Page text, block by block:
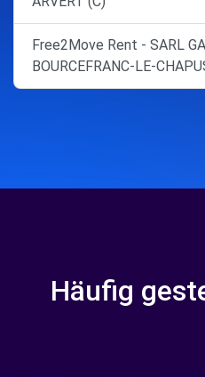
Free2Move Rent - SARL
BOURCEFRANC-LE-
Häufig